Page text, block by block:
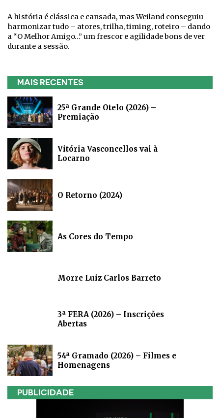
A história é clássica e cansada, mas Weiland conseguiu
harmonizar tudo – atores, trilha, timing, roteiro – dando
a “O Melhor Amigo…” um frescor e agilidade bons de ver
durante a sessão.
MAIS RECENTES
25ª Grande Otelo (2026) –
Premiação
Vitória Vasconcellos vai à
Locarno
O Retorno (2024)
As Cores do Tempo
Morre Luiz Carlos Barreto
3ª FERA (2026) – Inscrições
Abertas
54ª Gramado (2026) – Filmes e
Homenagens
PUBLICIDADE